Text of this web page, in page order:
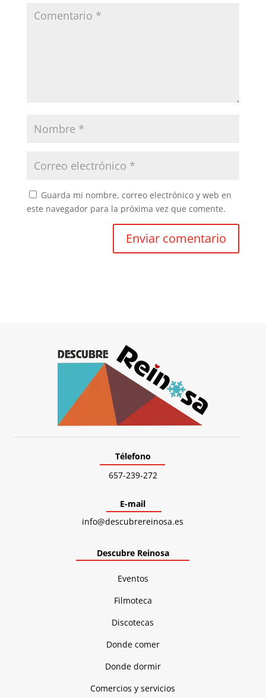
Guarda mi nombre, correo electrónico y web en
este navegador para la próxima vez que comente.
Télefono
657-239-272
E-mail
info@descubrereinosa.es
Descubre Reinosa
Eventos
Filmoteca
Discotecas
Donde comer
Donde dormir
Comercios y servicios